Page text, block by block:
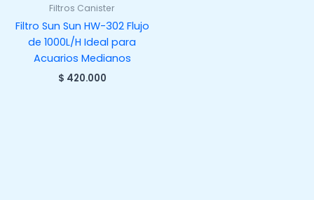
Filtros Canister
Filtro Sun Sun HW-302 Flujo
de 1000L/H Ideal para
Acuarios Medianos
$ 420.000